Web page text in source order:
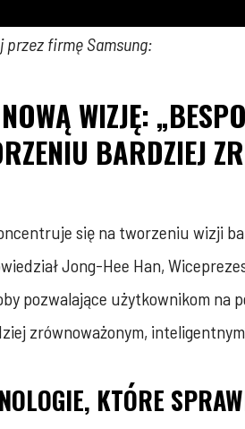
firmę Samsung:
WIZJĘ:
BARDZIEJ
się na tworzeniu wizji
Jong-Hee Han,
pozwalające użytkownikom
zrównoważonym,
KTÓRE